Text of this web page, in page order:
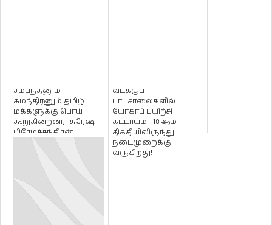
சம்பந்தனும்
சுமந்திரனும் தமிழ்
மக்களுக்கு பொய்
கூறுகின்றனர்- சுரேஷ்
பிரேமச்சந்திரன்
வடக்குப்
பாடசாலைகளில்
யோகாப் பயிற்சி
கட்டாயம் - 18 ஆம்
திகதியிலிருந்து
நடைமுறைக்கு
வருகிறது!